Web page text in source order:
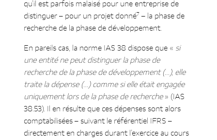
qu’il est parfois malaisé pour une entreprise de
distinguer – pour un projet donné7 – la phase de
recherche de la phase de développement.
En pareils cas, la norme IAS 38 dispose que « si
une entité ne peut distinguer la phase de
recherche de la phase de développement (…), elle
traite la dépense (…) comme si elle était engagée
uniquement lors de la phase de recherche» (IAS
38.53). Il en résulte que ces dépenses sont alors
comptabilisées – suivant le référentiel IFRS –
directement en charges durant l’exercice au cours